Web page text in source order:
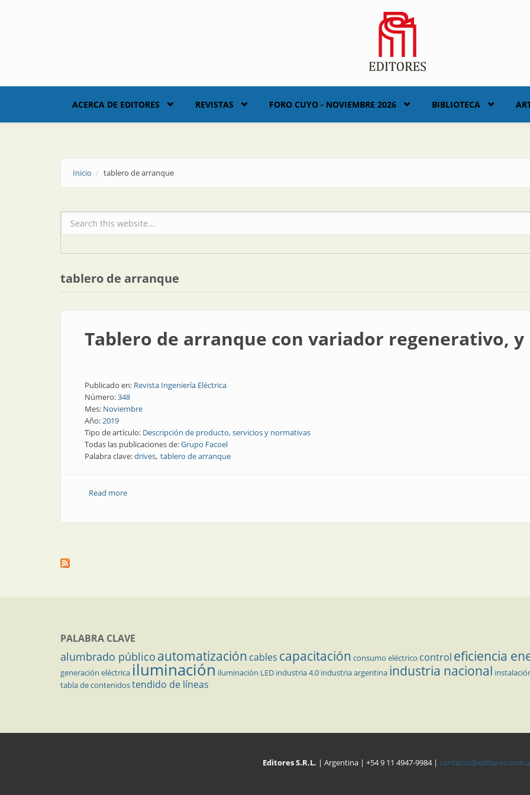
ACERCA DE EDITORES REVISTAS FORO CUYO - NOVIEMBRE 2026 BIBLIOTECA
Inicio tablero de arranque
Formulario de búsqueda
tablero de arranque
Tablero de arranque con variador regenerativo, y
Publicado en: Revista Ingeniería Eléctrica
Número:348
Mes: Noviembre
Año:2019
Tipo de artículo: Descripción de producto, servicios y normativas
Todas las publicaciones de:Grupo Facoel
Palabra clave:drives tablero de arranque
Read moreabout Tablero de arranque con variador regenerativo, y más
PALABRA CLAVE
alumbrado público automatización cables capacitación consumo eléctrico control eficiencia
generación eléctrica iluminación iluminación LED industria 4.0 industria argentina industria nacional
tabla de contenidostendido de líneas
Editores S.R.L. | Argentina | +54 9 11 4947-9984 |